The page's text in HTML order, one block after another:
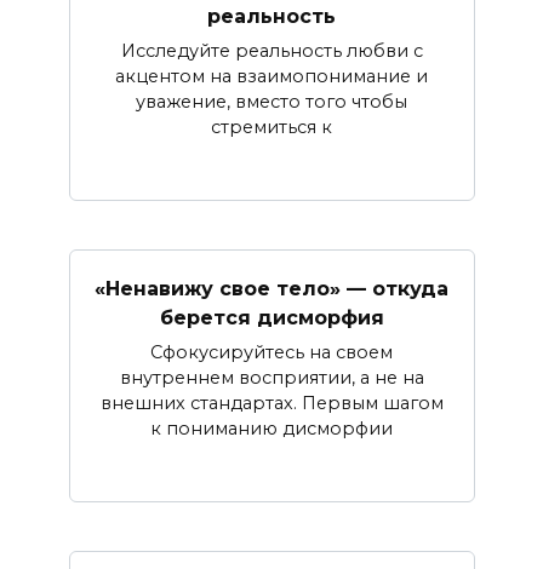
реальность
Исследуйте реальность любви с
акцентом на взаимопонимание и
уважение, вместо того чтобы
стремиться к
«Ненавижу свое тело» — откуда
берется дисморфия
Сфокусируйтесь на своем
внутреннем восприятии, а не на
внешних стандартах. Первым шагом
к пониманию дисморфии